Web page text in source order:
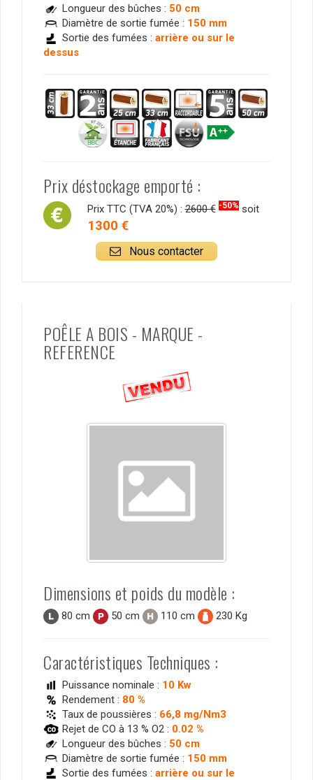
Longueur des bûches : 50 cm
Diamètre de sortie fumée : 150 mm
Sortie des fumées : arrière ou sur le
dessus
Prix déstockage emporté :
Prix TTC (TVA 20%) :2600 € -50%soit
1300 €
Nous contacter
POÊLE A BOIS - MARQUE -
REFERENCE
Dimensions et poids du modèle :
80 cm 50 cm 110 cm 230 Kg
Caractéristiques Techniques :
Puissance nominale : 10 Kw
Rendement : 80 %
Taux de poussières : 66,8 mg/Nm3
Rejet de CO à 13 % O2 : 0.02 %
Longueur des bûches : 50 cm
Diamètre de sortie fumée : 150 mm
Sortie des fumées : arrière ou sur le